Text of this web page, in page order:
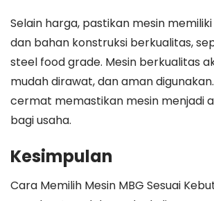
Selain harga, pastikan mesin
dan bahan konstruksi berkualitas,
steel food grade. Mesin berkualitas
mudah dirawat, dan aman
cermat memastikan mesin menjadi
bagi usaha.
Kesimpulan
Cara Memilih Mesin MBG Sesuai